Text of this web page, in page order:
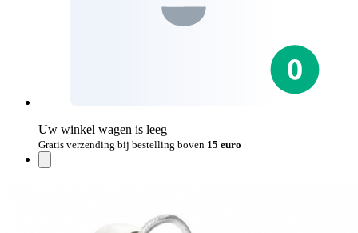
Uw winkel wagen is leeg
Gratis verzending bij bestelling boven 15 euro